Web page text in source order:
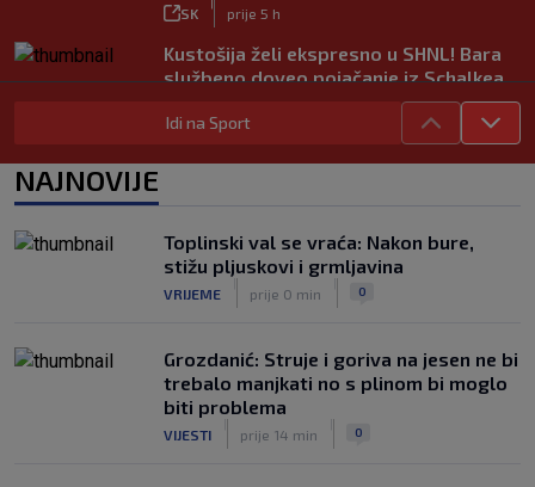
SK prije 5 h
Kustošija želi ekspresno u SHNL! Bara
službeno doveo pojačanje iz Schalkea
Tomiyasu se vraća u Premier ligu,
postat će suigrač bivšeg Vatrenog
Veliko priznanje za hrvatskog
stručnjaka: Jurica Žuža novi je pomoćni
trener Barcelone
|
prije 2 h
Idi na Sport
NAJNOVIJE
Toplinski val se vraća: Nakon bure,
stižu pljuskovi i grmljavina
VRIJEME prije 0 min 0
Grozdanić: Struje i goriva na jesen ne bi
trebalo manjkati no s plinom bi moglo
biti problema
VIJESTI prije 14 min 0